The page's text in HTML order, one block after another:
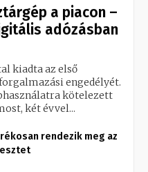
a piacon –
adózásban
kiadta az első
engedélyét.
kötelezett
két évvel...
rendezik meg az